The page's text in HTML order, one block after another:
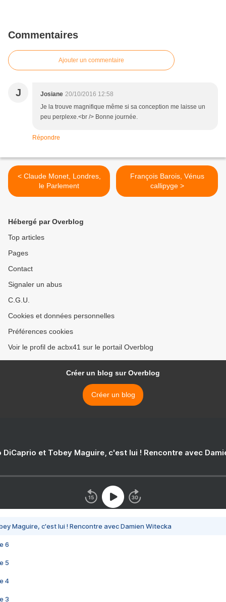
Commentaires
Ajouter un commentaire
J Josiane 20/10/2016 12:58
Je la trouve magnifique même si sa conception me laisse un
peu perplexe.<br /> Bonne journée.
Répondre
< Claude Monet, Londres,
le Parlement
François Barois, Vénus
callipyge >
Hébergé par Overblog
Top articles
Pages
Contact
Signaler un abus
C.G.U.
Cookies et données personnelles
Préférences cookies
Voir le profil de acbx41 sur le portail Overblog
Créer un blog sur Overblog
Créer un blog
DiCaprio et Tobey Maguire, c'est lui ! Rencontre avec
Maguire, c'est lui ! Rencontre avec Damien Witecka
6
5
4
3